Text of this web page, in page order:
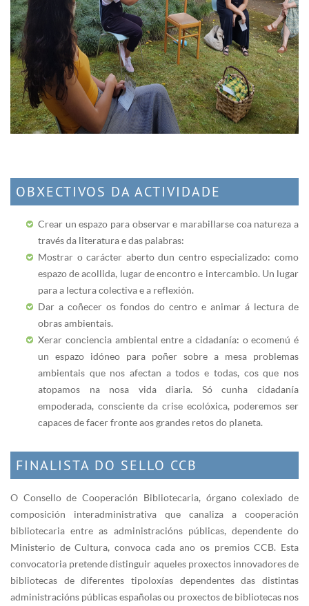
OBXECTIVOS DA ACTIVIDADE
Crear un espazo para observar e marabillarse coa natureza a
través da literatura e das palabras:
Mostrar o carácter aberto dun centro especializado: como
espazo de acollida, lugar de encontro e intercambio. Un lugar
para a lectura colectiva e a reflexión.
Dar a coñecer os fondos do centro e animar á lectura de
obras ambientais.
Xerar conciencia ambiental entre a cidadanía: o ecomenú é
un espazo idóneo para poñer sobre a mesa problemas
ambientais que nos afectan a todos e todas, cos que nos
atopamos na nosa vida diaria. Só cunha cidadanía
empoderada, consciente da crise ecolóxica, poderemos ser
capaces de facer fronte aos grandes retos do planeta.
FINALISTA DO SELLO CCB
O Consello de Cooperación Bibliotecaria, órgano colexiado de
composición interadministrativa que canaliza a cooperación
bibliotecaria entre as administracións públicas, dependente do
Ministerio de Cultura, convoca cada ano os premios CCB. Esta
convocatoria pretende distinguir aqueles proxectos innovadores de
bibliotecas de diferentes tipoloxías dependentes das distintas
administracións públicas españolas ou proxectos de bibliotecas nos